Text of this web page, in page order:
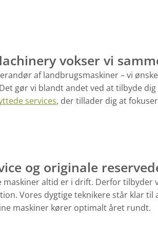
vokser vi
af landbrugsmaskiner – vi
gør vi blandt andet ved at tilbyde
services, der tillader dig at
og originale
altid er i drift. Derfor tilbyder
Vores dygtige teknikere står klar
maskiner kører optimalt året rundt.